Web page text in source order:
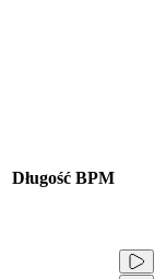
Długość BPM